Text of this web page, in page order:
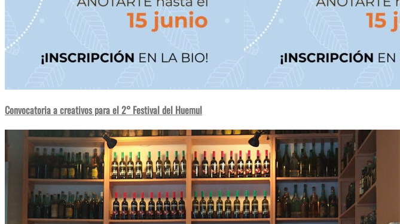
Convocatoria a creativos para el 2° Festival del Huemul